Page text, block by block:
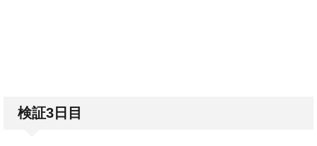
検証3日目